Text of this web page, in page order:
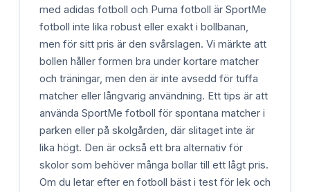
med adidas fotboll och Puma fotboll är SportMe
fotboll inte lika robust eller exakt i bollbanan,
men för sitt pris är den svårslagen. Vi märkte att
bollen håller formen bra under kortare matcher
och träningar, men den är inte avsedd för tuffa
matcher eller långvarig användning. Ett tips är att
använda SportMe fotboll för spontana matcher i
parken eller på skolgården, där slitaget inte är
lika högt. Den är också ett bra alternativ för
skolor som behöver många bollar till ett lågt pris.
Om du letar efter en fotboll bäst i test för lek och